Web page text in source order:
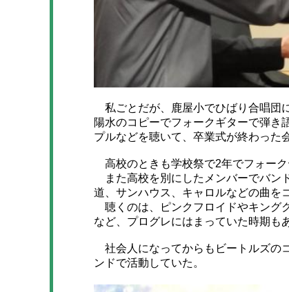
私ごとだが、鹿屋小でひばり合唱団
陽水のコピーでフォークギターで弾き
プルなどを聴いて、卒業式が終わった
高校のときも学校祭で2年でフォーク
また高校を別にしたメンバーでバン
道、サンハウス、キャロルなどの曲を
聴くのは、ピンクフロイドやキング
など、プログレにはまっていた時期も
社会人になってからもビートルズの
ンドで活動していた。